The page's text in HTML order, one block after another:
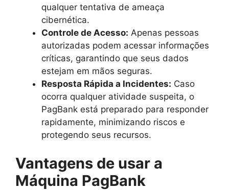
qualquer tentativa de ameaça
cibernética.
Controle de Acesso: Apenas pessoas
autorizadas podem acessar informações
críticas, garantindo que seus dados
estejam em mãos seguras.
Resposta Rápida a Incidentes: Caso
ocorra qualquer atividade suspeita, o
PagBank está preparado para responder
rapidamente, minimizando riscos e
protegendo seus recursos.
Vantagens de usar a
Máquina PagBank